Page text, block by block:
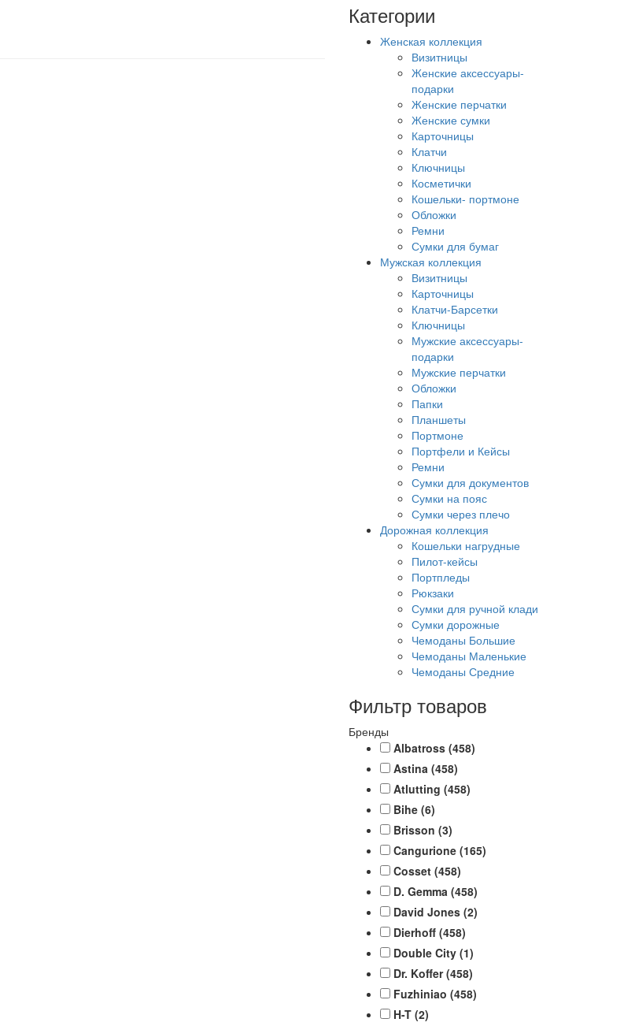
Категории
Женская коллекция
Визитницы
Женские аксессуары-
подарки
Женские перчатки
Женские сумки
Карточницы
Клатчи
Ключницы
Косметички
Кошельки- портмоне
Обложки
Ремни
Сумки для бумаг
Мужская коллекция
Визитницы
Карточницы
Клатчи-Барсетки
Ключницы
Мужские аксессуары-
подарки
Мужские перчатки
Обложки
Папки
Планшеты
Портмоне
Портфели и Кейсы
Ремни
Сумки для документов
Сумки на пояс
Сумки через плечо
Дорожная коллекция
Кошельки нагрудные
Пилот-кейсы
Портпледы
Рюкзаки
Сумки для ручной клади
Сумки дорожные
Чемоданы Большие
Чемоданы Маленькие
Чемоданы Средние
Фильтр товаров
Бренды
Albatross (458)
Astina (458)
Atlutting (458)
Bihe (6)
Brisson (3)
Cangurione (165)
Cosset (458)
D. Gemma (458)
David Jones (2)
Dierhoff (458)
Double City (1)
Dr. Koffer (458)
Fuzhiniao (458)
H-T (2)